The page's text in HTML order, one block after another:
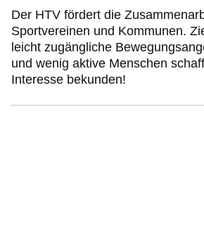
Der HTV fördert die
Sportvereinen und Kommunen.
leicht zugängliche
und wenig aktive Menschen
Interesse bekunden!